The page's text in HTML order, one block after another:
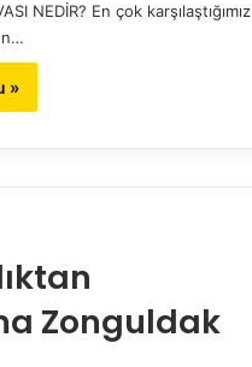
NEDİR? En çok karşılaştığımız
»
Zonguldak